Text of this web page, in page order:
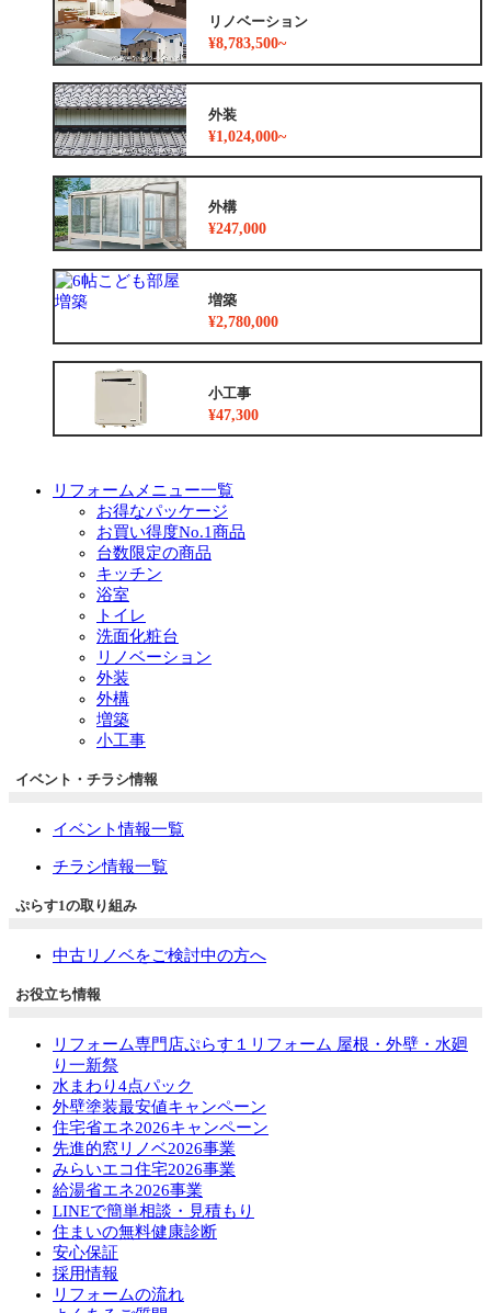
リノベーション
¥8,783,500~
外装
¥1,024,000~
外構
¥247,000
増築
¥2,780,000
小工事
¥47,300
リフォームメニュー一覧
お得なパッケージ
お買い得度No.1商品
台数限定の商品
キッチン
浴室
トイレ
洗面化粧台
リノベーション
外装
外構
増築
小工事
イベント・チラシ情報
イベント情報一覧
チラシ情報一覧
ぷらす1の取り組み
中古リノベをご検討中の方へ
お役立ち情報
リフォーム専門店ぷらす１リフォーム 屋根・外壁・水廻
り一新祭
水まわり4点パック
外壁塗装最安値キャンペーン
住宅省エネ2026キャンペーン
先進的窓リノベ2026事業
みらいエコ住宅2026事業
給湯省エネ2026事業
LINEで簡単相談・見積もり
住まいの無料健康診断
安心保証
採用情報
リフォームの流れ